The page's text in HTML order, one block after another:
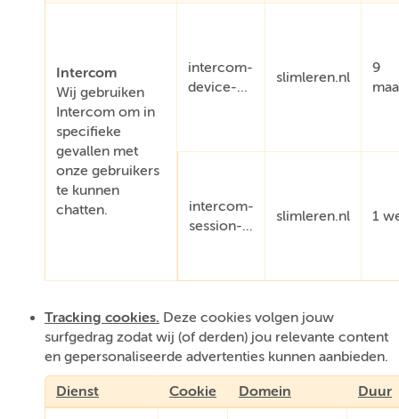
Intercom
Wij gebruiken
Intercom om in
specifieke
gevallen met
onze gebruikers
te kunnen
chatten.
intercom-
device-...
slimleren.nl
9
intercom-
session-...
slimleren.nl 1
Tracking cookies. Deze cookies volgen jouw
surfgedrag zodat wij (of derden) jou relevante content
en gepersonaliseerde advertenties kunnen aanbieden.
Dienst Cookie Domein Duur